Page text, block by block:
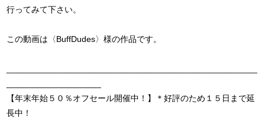
行ってみて下さい。
この動画は〈BuffDudes〉様の作品です。
【年末年始５０％オフセール開催中！】＊好評のため１５日まで延
長中！